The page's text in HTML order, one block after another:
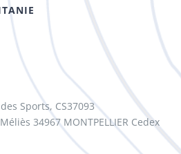
Sports, CS37093
34967 MONTPELLIER Cedex